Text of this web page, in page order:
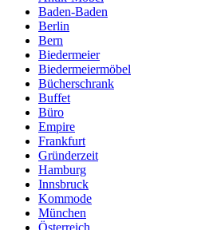
Baden-Baden
Berlin
Bern
Biedermeier
Biedermeiermöbel
Bücherschrank
Buffet
Büro
Empire
Frankfurt
Gründerzeit
Hamburg
Innsbruck
Kommode
München
Österreich